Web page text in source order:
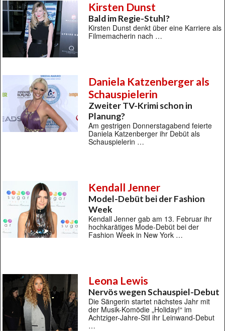
Kirsten Dunst
Bald im Regie-Stuhl?
Kirsten Dunst denkt über eine Karriere als
Filmemacherin nach …
Daniela Katzenberger als
Schauspielerin
Zweiter TV-Krimi schon in
Planung?
Am gestrigen Donnerstagabend feierte
Daniela Katzenberger ihr Debüt als
Schauspielerin …
Kendall Jenner
Model-Debüt bei der Fashion
Week
Kendall Jenner gab am 13. Februar ihr
hochkarätiges Mode-Debüt bei der
Fashion Week in New York …
Leona Lewis
Nervös wegen Schauspiel-Debut
Die Sängerin startet nächstes Jahr mit
der Musik-Komödie „Holiday!“ im
Achtziger-Jahre-Stil ihr Leinwand-Debut
…